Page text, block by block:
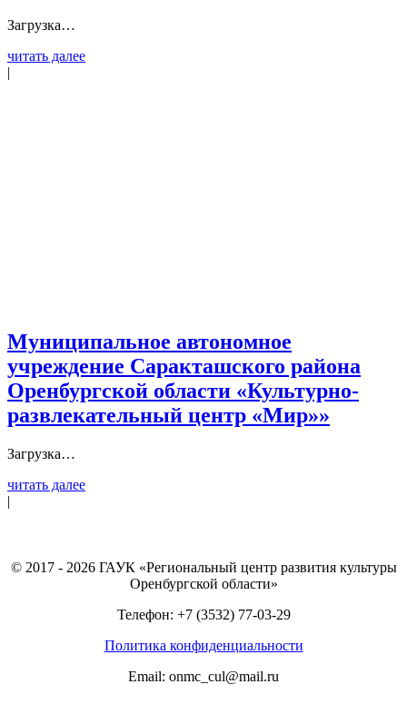
Загрузка…
читать далее
|
Муниципальное автономное
учреждение Саракташского района
Оренбургской области «Культурно-
развлекательный центр «Мир»»
Загрузка…
читать далее
|
© 2017 - 2026 ГАУК «Региональный центр развития культуры
Оренбургской области»
Телефон: +7 (3532) 77-03-29
Политика конфиденциальности
Email: onmc_cul@mail.ru